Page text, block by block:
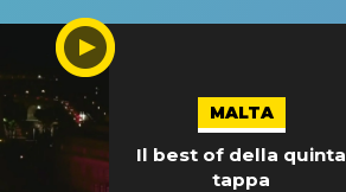
MALTA
Il best of della quinta
tappa